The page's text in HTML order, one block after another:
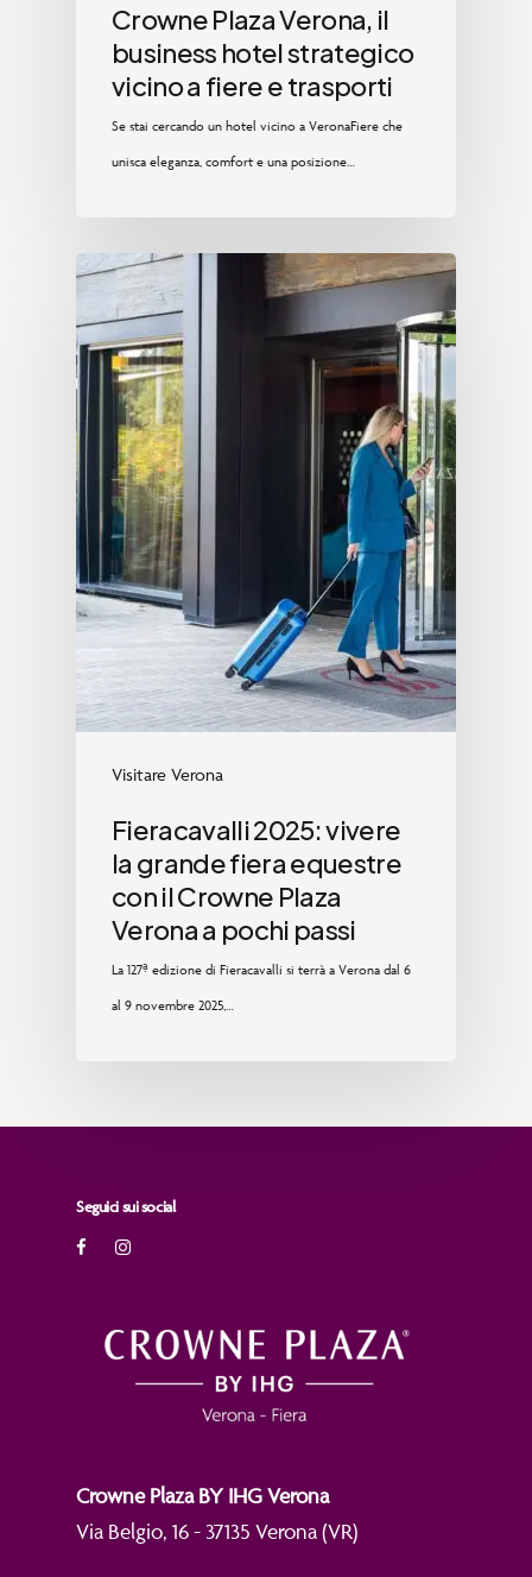
Crowne Plaza Verona, il
business hotel strategico
vicino a fiere e trasporti
Se stai cercando un hotel vicino a VeronaFiere che
unisca eleganza, comfort e una posizione…
Visitare Verona
Fieracavalli 2025: vivere
la grande fiera equestre
con il Crowne Plaza
Verona a pochi passi
La 127ª edizione di Fieracavalli si terrà a Verona dal 6
al 9 novembre 2025,…
Seguici sui social
Crowne Plaza BY IHG Verona
Via Belgio, 16 - 37135 Verona (VR)